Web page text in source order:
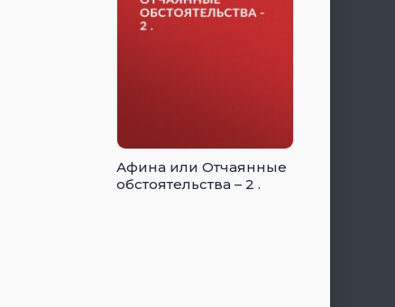
Афина или Отчаянные
обстоятельства – 2 .